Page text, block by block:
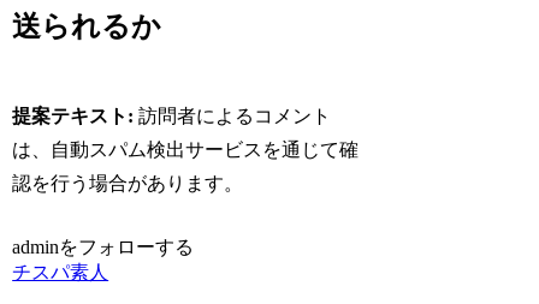
送られるか
提案テキスト:訪問者によるコメント
は、自動スパム検出サービスを通じて確
認を行う場合があります。
adminをフォローする
チスパ素人